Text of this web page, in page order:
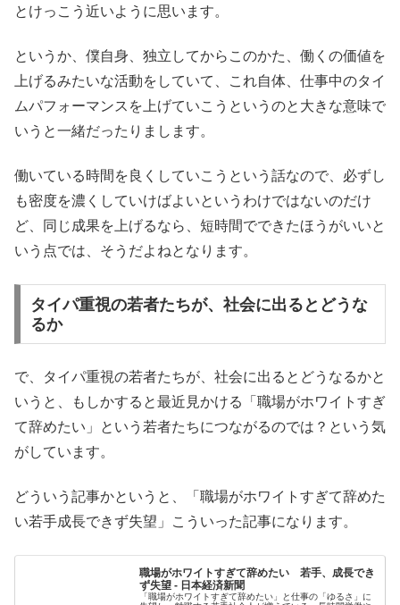
とけっこう近いように思います。
というか、僕自身、独立してからこのかた、働くの価値を
上げるみたいな活動をしていて、これ自体、仕事中のタイ
ムパフォーマンスを上げていこうというのと大きな意味で
いうと一緒だったりまします。
働いている時間を良くしていこうという話なので、必ずし
も密度を濃くしていけばよいというわけではないのだけ
ど、同じ成果を上げるなら、短時間でできたほうがいいと
いう点では、そうだよねとなります。
タイパ重視の若者たちが、社会に出るとどうな
るか
で、タイパ重視の若者たちが、社会に出るとどうなるかと
いうと、もしかすると最近見かける「職場がホワイトすぎ
て辞めたい」という若者たちにつながるのでは？という気
がしています。
どういう記事かというと、「職場がホワイトすぎて辞めた
い若手成長できず失望」こういった記事になります。
職場がホワイトすぎて辞めたい 若手、成長でき
ず失望 - 日本経済新聞
「職場がホワイトすぎて辞めたい」と仕事の「ゆるさ」に